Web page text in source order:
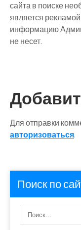
сайта в поиске
является
информацию
не несет.
Для отправки
авторизоваться.
Поиск по